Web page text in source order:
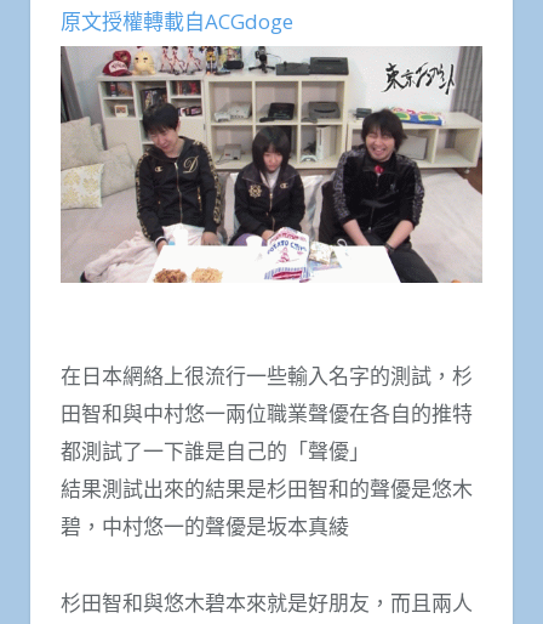
原文授權轉載自ACGdoge
在日本網絡上很流行一些輸入名字的測試，杉
田智和與中村悠一兩位職業聲優在各自的推特
都測試了一下誰是自己的「聲優」
結果測試出來的結果是杉田智和的聲優是悠木
碧，中村悠一的聲優是坂本真綾
杉田智和與悠木碧本來就是好朋友，而且兩人